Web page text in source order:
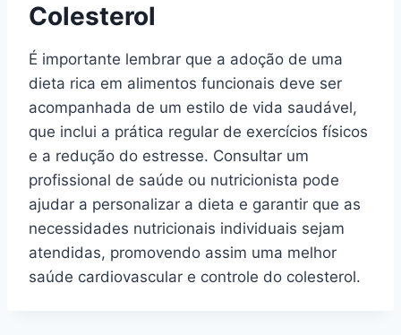
Colesterol
É importante lembrar que a adoção de uma
dieta rica em alimentos funcionais deve ser
acompanhada de um estilo de vida saudável,
que inclui a prática regular de exercícios físicos
e a redução do estresse. Consultar um
profissional de saúde ou nutricionista pode
ajudar a personalizar a dieta e garantir que as
necessidades nutricionais individuais sejam
atendidas, promovendo assim uma melhor
saúde cardiovascular e controle do colesterol.